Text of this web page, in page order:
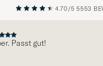
4.70/5 5553
gut!